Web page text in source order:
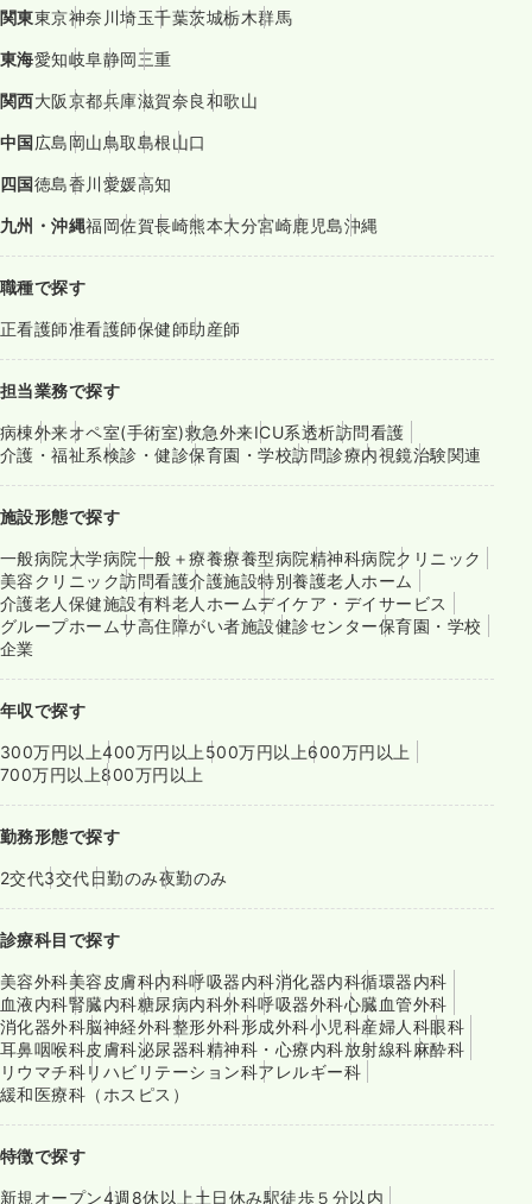
関東東京神奈川埼玉千葉茨城栃木群馬
東海愛知岐阜静岡三重
関西大阪京都兵庫滋賀奈良和歌山
中国広島岡山鳥取島根山口
四国徳島香川愛媛高知
九州・沖縄福岡佐賀長崎熊本大分宮崎鹿児島沖縄
職種で探す
正看護師准看護師保健師助産師
担当業務で探す
病棟外来オペ室(手術室)救急外来ICU系透析訪問看護
介護・福祉系検診・健診保育園・学校訪問診療内視鏡治験関連
施設形態で探す
一般病院大学病院一般＋療養療養型病院精神科病院クリニック
美容クリニック訪問看護介護施設特別養護老人ホーム
介護老人保健施設有料老人ホームデイケア・デイサービス
グループホームサ高住障がい者施設健診センター保育園・学校
企業
年収で探す
300万円以上400万円以上 500万円以上600万円以上
700万円以上800万円以上
勤務形態で探す
2交代3交代日勤のみ夜勤のみ
診療科目で探す
美容外科美容皮膚科内科呼吸器内科消化器内科循環器内科
血液内科腎臓内科糖尿病内科外科呼吸器外科心臓血管外科
消化器外科脳神経外科整形外科形成外科小児科産婦人科眼科
耳鼻咽喉科皮膚科泌尿器科精神科・心療内科放射線科麻酔科
リウマチ科リハビリテーション科アレルギー科
緩和医療科（ホスピス）
特徴で探す
新規オープン4週8休以上 土日休み駅徒歩５分以内